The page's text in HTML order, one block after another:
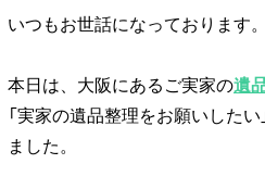
いつもお世話になっております
本日は、大阪にあるご実家の遺
「実家の遺品整理をお願いした
ました。